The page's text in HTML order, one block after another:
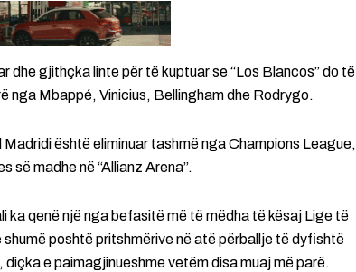
dhe gjithçka linte për të kuptuar se “Los Blancos” do të
nga Mbappé, Vinicius, Bellingham dhe Rodrygo.
është eliminuar tashmë nga Champions League,
së madhe në “Allianz Arena”.
ka qenë një nga befasitë më të mëdha të kësaj Lige të
poshtë pritshmërive në atë përballje të dyfishtë
e paimagjinueshme vetëm disa muaj më parë.